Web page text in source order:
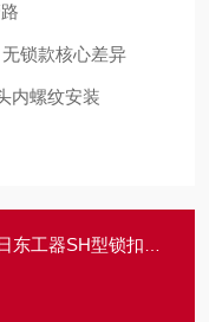
锁款核心差异
器SH型锁扣快速接头